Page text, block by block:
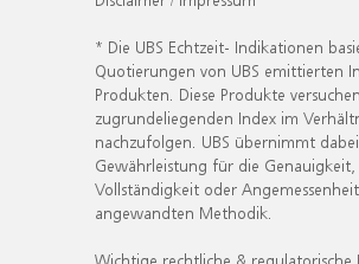
* Die UBS Echtzeit- Indikationen
Quotierungen von UBS emittierten
Produkten. Diese Produkte
zugrundeliegenden Index im
nachzufolgen. UBS übernimmt
Gewährleistung für die Genauigkeit,
Vollständigkeit oder
angewandten Methodik.